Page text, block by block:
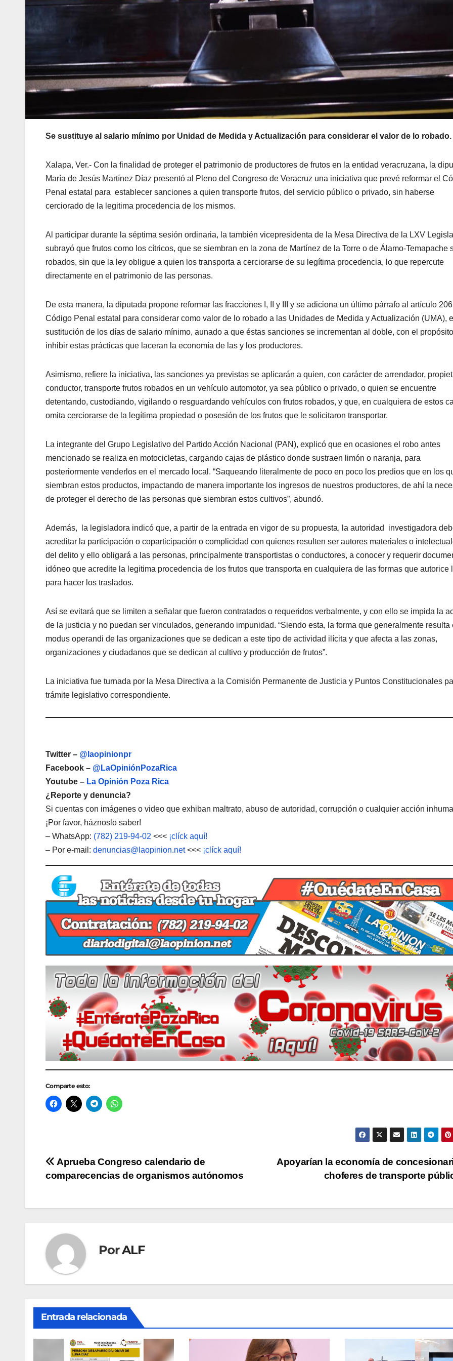
Se sustituye al salario mínimo por Unidad de Medida y Actualización para considerar el valor de lo robado.
Xalapa, Ver.- Con la finalidad de proteger el patrimonio de productores de frutos en la entidad veracruzana, la
María de Jesús Martínez Díaz presentó al Pleno del Congreso de Veracruz una iniciativa que prevé reformar el
Penal estatal para establecer sanciones a quien transporte frutos, del servicio público o privado, sin haberse
cerciorado de la legitima procedencia de los mismos.
Al participar durante la séptima sesión ordinaria, la también vicepresidenta de la Mesa Directiva de la LXV
subrayó que frutos como los cítricos, que se siembran en la zona de Martínez de la Torre o de Álamo-Temapache
robados, sin que la ley obligue a quien los transporta a cerciorarse de su legítima procedencia, lo que repercute
directamente en el patrimonio de las personas.
De esta manera, la diputada propone reformar las fracciones I, II y III y se adiciona un último párrafo al artículo 206
Código Penal estatal para considerar como valor de lo robado a las Unidades de Medida y Actualización (UMA),
sustitución de los días de salario mínimo, aunado a que éstas sanciones se incrementan al doble, con el
inhibir estas prácticas que laceran la economía de las y los productores.
Asimismo, refiere la iniciativa, las sanciones ya previstas se aplicarán a quien, con carácter de arrendador,
conductor, transporte frutos robados en un vehículo automotor, ya sea público o privado, o quien se encuentre
detentando, custodiando, vigilando o resguardando vehículos con frutos robados, y que, en cualquiera de estos
omita cerciorarse de la legítima propiedad o posesión de los frutos que le solicitaron transportar.
La integrante del Grupo Legislativo del Partido Acción Nacional (PAN), explicó que en ocasiones el robo antes
mencionado se realiza en motocicletas, cargando cajas de plástico donde sustraen limón o naranja, para
posteriormente venderlos en el mercado local. “Saqueando literalmente de poco en poco los predios que en los
siembran estos productos, impactando de manera importante los ingresos de nuestros productores, de ahí la
de proteger el derecho de las personas que siembran estos cultivos”, abundó.
Además, la legisladora indicó que, a partir de la entrada en vigor de su propuesta, la autoridad investigadora
acreditar la participación o coparticipación o complicidad con quienes resulten ser autores materiales o
del delito y ello obligará a las personas, principalmente transportistas o conductores, a conocer y requerir
idóneo que acredite la legitima procedencia de los frutos que transporta en cualquiera de las formas que autorice
para hacer los traslados.
Así se evitará que se limiten a señalar que fueron contratados o requeridos verbalmente, y con ello se impida la
de la justicia y no puedan ser vinculados, generando impunidad. “Siendo esta, la forma que generalmente resulta
modus operandi de las organizaciones que se dedican a este tipo de actividad ilícita y que afecta a las zonas,
organizaciones y ciudadanos que se dedican al cultivo y producción de frutos”.
La iniciativa fue turnada por la Mesa Directiva a la Comisión Permanente de Justicia y Puntos Constitucionales
trámite legislativo correspondiente.
Twitter – @laopinionpr
Facebook – @LaOpiniónPozaRica
Youtube – La Opinión Poza Rica
¿Reporte y denuncia?
Si cuentas con imágenes o video que exhiban maltrato, abuso de autoridad, corrupción o cualquier acción
¡Por favor, háznoslo saber!
– WhatsApp: (782) 219-94-02 <<< ¡clíck aquí!
– Por e-mail: denuncias@laopinion.net<<< ¡clíck aquí!
Comparte esto:
Navegación
entradas
Apoyarían la economía de
choferes de transporte
Aprueba Congreso calendario de
comparecencias de organismos autónomos
PorALF
Entrada relacionada